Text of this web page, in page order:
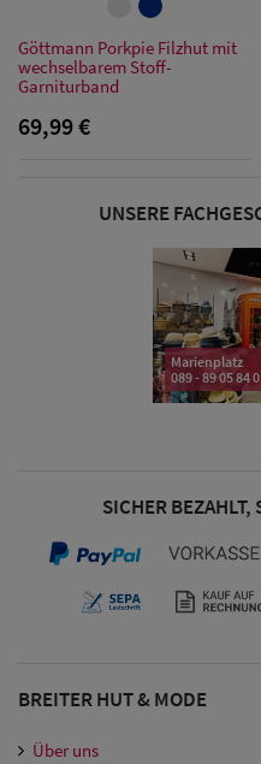
Damen
Baseball Caps
Schutz Caps
Bandana Caps
Sonnenschilder
Damen
Damen Caps
Göttmann Porkpie Filzhut mit
wechselbarem Stoff-
Garniturband
69,99 €
UNSERE
Marienplatz
089 - 89 05 84
SICHER
BREITER HUT & MODE
Über uns